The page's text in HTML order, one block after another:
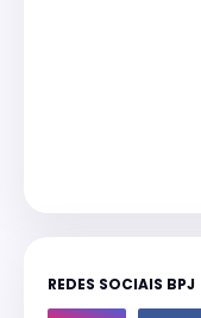
REDES SOCIAIS BPJ